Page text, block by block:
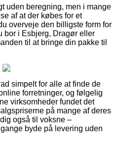
uden beregning, men i mange
af at der købes for et
overveje den billigste form for
bor i Esbjerg, Dragør eller
til at bringe din pakke til
simpelt for alle at finde de
forretninger, og følgelig
virksomheder fundet det
på mange af deres
også til voksne –
byde på levering uden